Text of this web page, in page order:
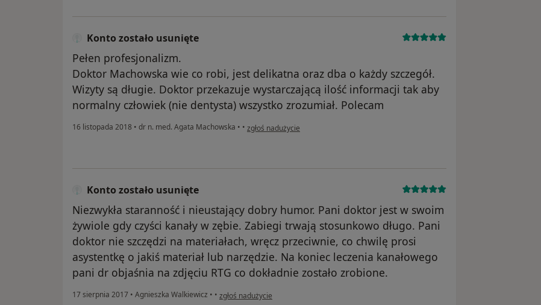
Konto zostało usunięte
Pełen profesjonalizm.
Doktor Machowska wie co robi, jest delikatna oraz dba o każdy szczegół.
Wizyty są długie. Doktor przekazuje wystarczającą ilość informacji tak aby
normalny człowiek (nie dentysta) wszystko zrozumiał. Polecam
16 listopada 2018 • dr n. med. Agata Machowska • • w opinii użytkownika Konto zostało usunięte
zgłoś nadużycie
Konto zostało usunięte
Niezwykła staranność i nieustający dobry humor. Pani doktor jest w swoim
żywiole gdy czyści kanały w zębie. Zabiegi trwają stosunkowo długo. Pani
doktor nie szczędzi na materiałach, wręcz przeciwnie, co chwilę prosi
asystentkę o jakiś materiał lub narzędzie. Na koniec leczenia kanałowego
pani dr objaśnia na zdjęciu RTG co dokładnie zostało zrobione.
17 sierpnia 2017 • Agnieszka Walkiewicz • • w opinii użytkownika Konto zostało usunięte
zgłoś nadużycie